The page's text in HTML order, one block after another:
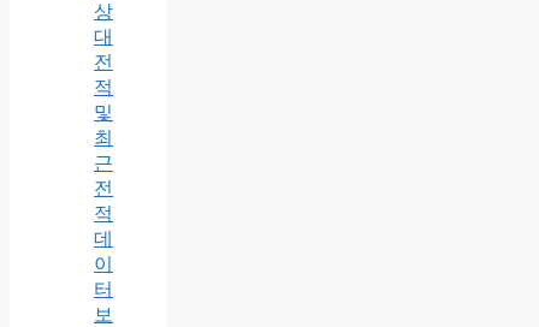
상
대
전
적
및
최
근
전
적
데
이
터
보